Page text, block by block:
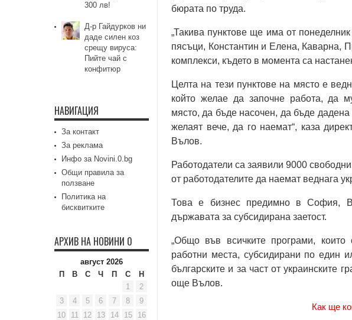
бюрата по труда.
„Такива пунктове ще има от
пясъци, Константин и Елена, Каварна,
комплекси, където в момента са
Целта на тези пунктове на място е
който желае да започне работа, да
място, да бъде насочен, да бъде
желаят вече, да го наемат“, каза
Вълов.
Работодатели са заявили 9000
от работодателите да наемат веднага
Това е бизнес предимно в София,
държавата за субсидирана заетост.
„Общо във всичките програми,
работни места, субсидирани по един
българските и за част от украинските
още Вълов.
Как ще
300 лв!
Д-р Гайдурков ни
даде силен коз
срещу вируcа:
Пийте чай с
конфитюр
НАВИГАЦИЯ
За контакт
За реклама
Инфо за Novini.0.bg
Общи правила за
ползване
Политика на
бисквитките
АРХИВ НА НОВИНИ 0
август 2026
П
В С Ч П С
Н
1
2
3
4 5 6 7 8
9
10
11 12 13 14 15
16